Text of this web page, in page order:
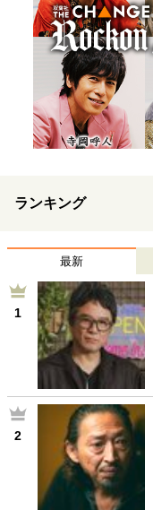
ランキング
最新
1
2